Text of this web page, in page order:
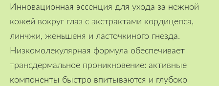
Инновационная эссенция для ухода за нежной
кожей вокруг глаз с экстрактами кордицепса,
линчжи, женьшеня и ласточкиного гнезда.
Низкомолекулярная формула обеспечивает
трансдермальное проникновение: активные
компоненты быстро впитываются и глубоко